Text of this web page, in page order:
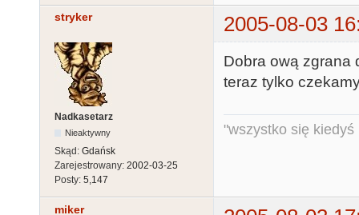
stryker 2005-08-03
Nadkasetarz
Nieaktywny
Skąd: Gdańsk
Zarejestrowany: 2002-03-25
Posty: 5,147
Dobra ową zgrana
teraz tylko
"wszystko się kiedyś
miker